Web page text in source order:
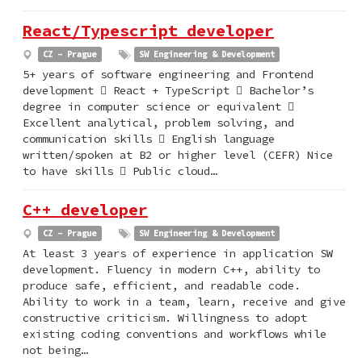
React/Typescript developer
CZ - Prague SW Engineering & Development
5+ years of software engineering and Frontend
development  React + TypeScript  Bachelor’s
degree in computer science or equivalent 
Excellent analytical, problem solving, and
communication skills  English language
written/spoken at B2 or higher level (CEFR) Nice
to have skills  Public cloud…
C++ developer
CZ - Prague SW Engineering & Development
At least 3 years of experience in application SW
development. Fluency in modern C++, ability to
produce safe, efficient, and readable code.
Ability to work in a team, learn, receive and give
constructive criticism. Willingness to adopt
existing coding conventions and workflows while
not being…